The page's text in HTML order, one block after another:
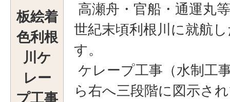
板絵着
色利根
川ケ
レー
プ工事
高瀬舟・官船・通運丸
世紀末頃利根川に就航
す。
ケレープ工事（水制工
ら右へ三段階に図示さ